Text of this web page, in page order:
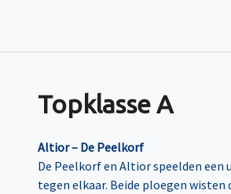
Topklasse A
Altior – De Peelkorf
De Peelkorf en Altior speelden een
tegen elkaar. Beide ploegen